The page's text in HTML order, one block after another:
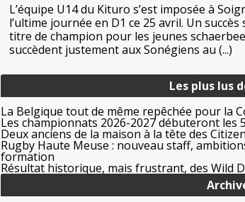
L’équipe U14 du Kituro s’est imposée à
l’ultime journée en D1 ce 25 avril. Un succès
titre de champion pour les jeunes
succèdent justement aux Sonégiens au (...)
Les plus lus
La Belgique tout de même repêchée pour la
Les championnats 2026-2027 débuteront les
Deux anciens de la maison à la tête des
Rugby Haute Meuse : nouveau staff,
formation
Résultat historique, mais frustrant, des Wild